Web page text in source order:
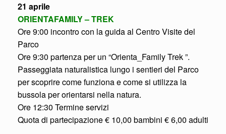
21 aprile
ORIENTAFAMILY – TREK
Ore 9:00 incontro con la guida al Centro Visite del
Parco
Ore 9:30 partenza per un “Orienta_Family Trek ”.
Passeggiata naturalistica lungo i sentieri del Parco
per scoprire come funziona e come si utilizza la
bussola per orientarsi nella natura.
Ore 12:30 Termine servizi
Quota di partecipazione € 10,00 bambini € 6,00 adulti